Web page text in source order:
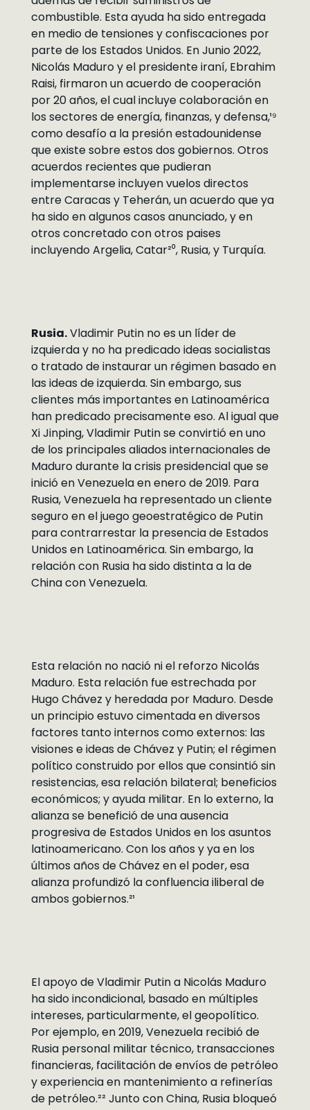
combustible. Esta ayuda ha sido entregada
en medio de tensiones y confiscaciones por
parte de los Estados Unidos. En Junio 2022,
Nicolás Maduro y el presidente iraní, Ebrahim
Raisi, firmaron un acuerdo de cooperación
por 20 años, el cual incluye colaboración en
los sectores de energía, finanzas, y defensa,¹⁹
como desafío a la presión estadounidense
que existe sobre estos dos gobiernos. Otros
acuerdos recientes que pudieran
implementarse incluyen vuelos directos
entre Caracas y Teherán, un acuerdo que ya
ha sido en algunos casos anunciado, y en
otros concretado con otros paises
incluyendo Argelia, Catar²⁰, Rusia, y Turquía.
Rusia.Vladimir Putin no es un líder de
izquierda y no ha predicado ideas socialistas
o tratado de instaurar un régimen basado en
las ideas de izquierda. Sin embargo, sus
clientes más importantes en Latinoamérica
han predicado precisamente eso. Al igual que
Xi Jinping, Vladimir Putin se convirtió en uno
de los principales aliados internacionales de
Maduro durante la crisis presidencial que se
inició en Venezuela en enero de 2019. Para
Rusia, Venezuela ha representado un cliente
seguro en el juego geoestratégico de Putin
para contrarrestar la presencia de Estados
Unidos en Latinoamérica. Sin embargo, la
relación con Rusia ha sido distinta a la de
China con Venezuela.
Esta relación no nació ni el reforzo Nicolás
Maduro. Esta relación fue estrechada por
Hugo Chávez y heredada por Maduro. Desde
un principio estuvo cimentada en diversos
factores tanto internos como externos: las
visiones e ideas de Chávez y Putin; el régimen
político construido por ellos que consintió sin
resistencias, esa relación bilateral; beneficios
económicos; y ayuda militar. En lo externo, la
alianza se benefició de una ausencia
progresiva de Estados Unidos en los asuntos
latinoamericano. Con los años y ya en los
últimos años de Chávez en el poder, esa
alianza profundizó la confluencia iliberal de
ambos gobiernos.²¹
El apoyo de Vladimir Putin a Nicolás Maduro
ha sido incondicional, basado en múltiples
intereses, particularmente, el geopolítico.
Por ejemplo, en 2019, Venezuela recibió de
Rusia personal militar técnico, transacciones
financieras, facilitación de envíos de petróleo
y experiencia en mantenimiento a refinerías
de petróleo.²² Junto con China, Rusia bloqueó